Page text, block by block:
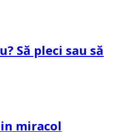
Să pleci sau să
miracol